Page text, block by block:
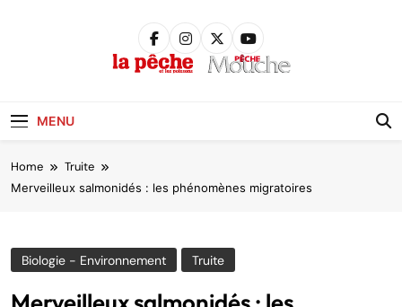
MENU
Home Truite
Merveilleux salmonidés : les phénomènes migratoires
Biologie - Environnement Truite